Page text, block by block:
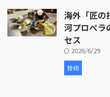
海外「匠の
河プロペラ
セス
2026/6/29
技術